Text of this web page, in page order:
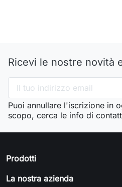
Ricevi le nostre novità
Puoi annullare l'iscrizione in
scopo, cerca le info di
Prodotti
La nostra azienda